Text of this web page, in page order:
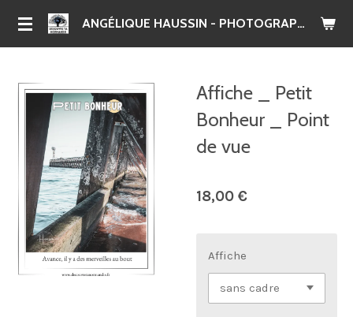
Passer
principal
ANGÉLIQUE HAUSSIN - PHOTOGRAPHE
Affiche _ Petit
Bonheur _ Point
de vue
18,00 €
Affiche